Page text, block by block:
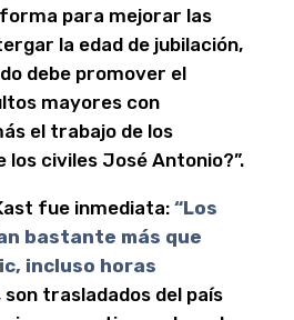
para mejorar las
la edad de jubilación,
debe promover el
mayores con
el trabajo de los
los civiles José Antonio?”.
fue inmediata: “Los
bastante más que
incluso horas
son trasladados del país